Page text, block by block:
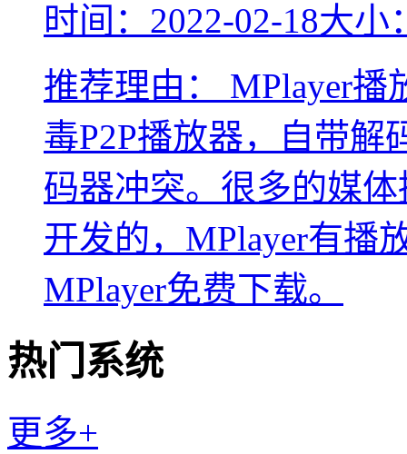
时间：2022-02-18大小
推荐理由：
MPlayer播
毒P2P播放器，自带解
码器冲突。很多的媒
开发的，MPlayer有播
MPlayer免费下载。
热门系统
更多+